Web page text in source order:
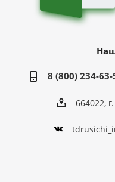
8 (800) 234-63-
664022,